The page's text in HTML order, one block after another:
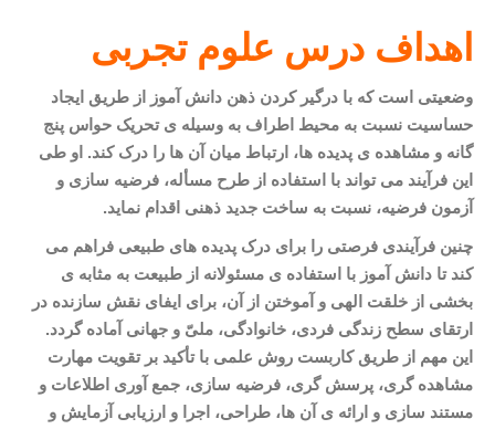
اهداف درس علوم تجربی
وضعیتی است که با درگیر کردن ذهن دانش آموز از طریق ایجاد
حساسیت نسبت به محیط اطراف به وسیله ی تحریک حواس پنج
گانه و مشاهده ی پدیده ها، ارتباط میان آن ها را درک کند. او طی
این فرآیند می تواند با استفاده از طرح مسأله، فرضیه سازی و
آزمون فرضیه، نسبت به ساخت جدید ذهنی اقدام نماید.
چنین فرآیندی فرصتی را برای درک پدیده های طبیعی فراهم می
کند تا دانش آموز با استفاده ی مسئولانه از طبیعت به مثابه ی
بخشی از خلقت الهی و آموختن از آن، برای ایفای نقش سازنده در
ارتقای سطح زندگی فردی، خانوادگی، ملیّ و جهانی آماده گردد.
این مهم از طریق کاربست روش علمی با تأکید بر تقویت مهارت
مشاهده گری، پرسش گری، فرضیه سازی، جمع آوری اطلاعات و
مستند سازی و ارائه ی آن ها، طراحی، اجرا و ارزیابی آزمایش و